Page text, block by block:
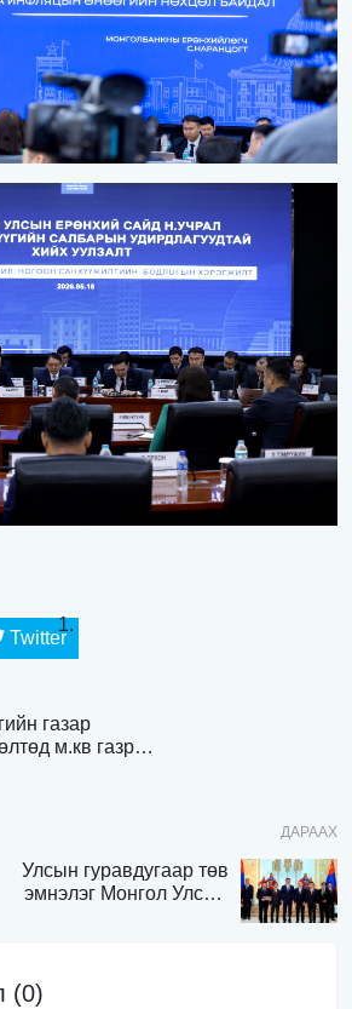
Twitter
газар
м.кв газрыг
ДАРААХ
Улсын гуравдугаар төв
эмнэлэг Монгол Улсын
(0)